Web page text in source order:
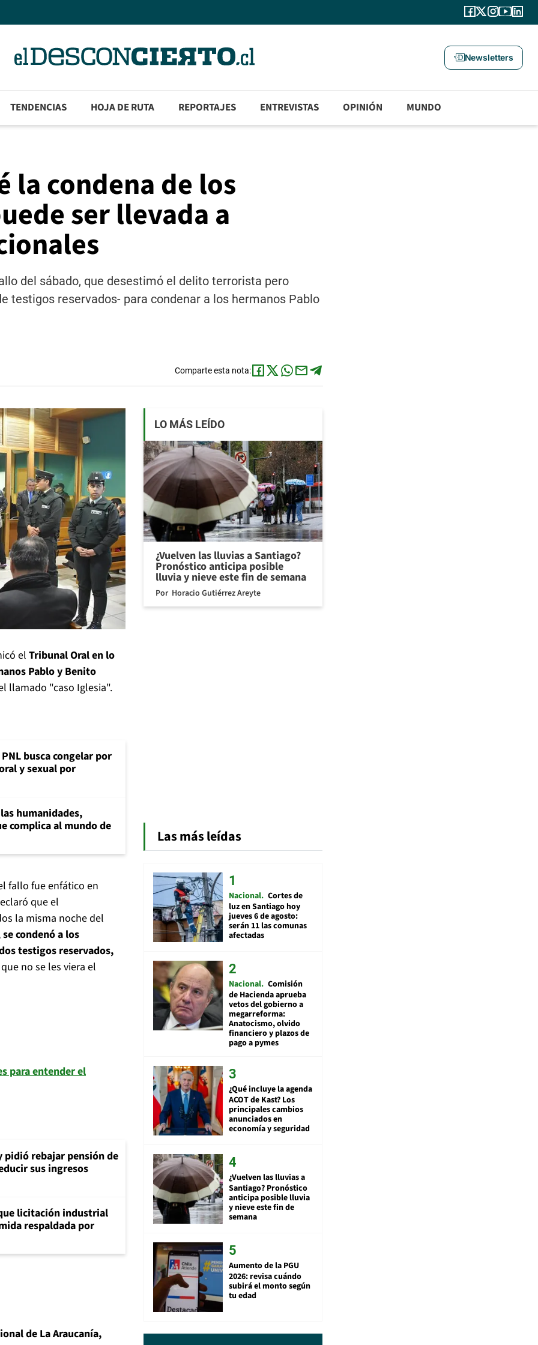
Newsletters
TENDENCIAS HOJA DE RUTA REPORTAJES ENTREVISTAS OPINIÓN MUNDO
la condena de los
ser llevada a
del sábado, que desestimó el delito terrorista pero
testigos reservados- para condenar a los hermanos Pablo
Comparte esta nota:
el Tribunal Oral en lo
Pablo y Benito
llamado "caso Iglesia".
busca congelar por
y sexual por
humanidades,
complica al mundo de
fallo fue enfático en
que el
la misma noche del
se condenó a los
testigos reservados,
no se les viera el
para entender el
pidió rebajar pensión de
sus ingresos
licitación industrial
respaldada por
de La Araucanía,
LO MÁS LEÍDO
¿Vuelven las lluvias a Santiago?
Pronóstico anticipa posible
lluvia y nieve este fin de semana
Por Horacio Gutiérrez Areyte
Las más leídas
Nacional Cortes de
luz en Santiago hoy
jueves 6 de agosto:
serán 11 las comunas
afectadas
Nacional Comisión
de Hacienda aprueba
vetos del gobierno a
megarreforma:
Anatocismo, olvido
financiero y plazos de
pago a pymes
¿Qué incluye la agenda
ACOT de Kast? Los
principales cambios
anunciados en
economía y seguridad
¿Vuelven las lluvias a
Santiago? Pronóstico
anticipa posible lluvia
y nieve este fin de
semana
Aumento de la PGU
2026: revisa cuándo
subirá el monto según
tu edad